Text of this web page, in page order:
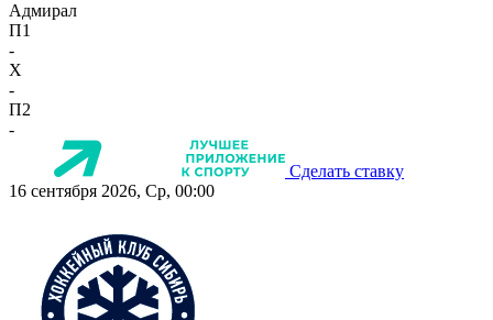
Адмирал
П1
-
X
-
П2
-
Сделать ставку
16 сентября 2026, Ср, 00:00